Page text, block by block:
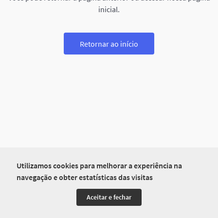
Utilizamos cookies para melhorar a experiência na
navegação e obter estatísticas das visitas
Aceitar e fechar
inicial.
Retornar ao início